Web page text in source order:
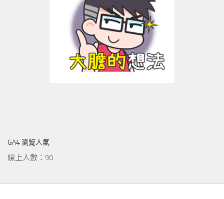
GA4 瀏覽人氣
線上人數：90